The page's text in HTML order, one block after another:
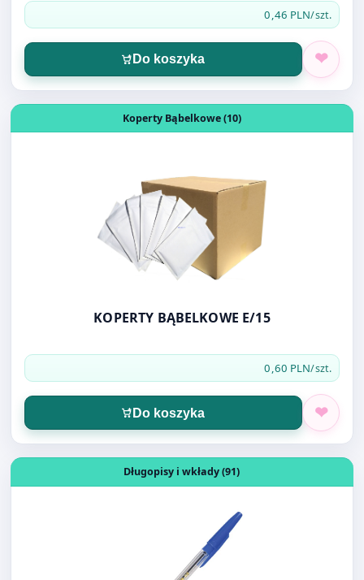
Do koszyka
Otwórz produkt: KOPERTY BĄBELKOWE E/15
Koperty Bąbelkowe (10)
KOPERTY BĄBELKOWE E/15
0,60 PLN
Do koszyka
Otwórz produkt: DŁUGOPIS CENTRUM PIONEER
Długopisy i wkłady (91)